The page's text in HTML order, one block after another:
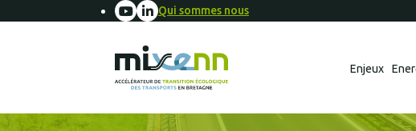
Qui sommes nous
Enjeux